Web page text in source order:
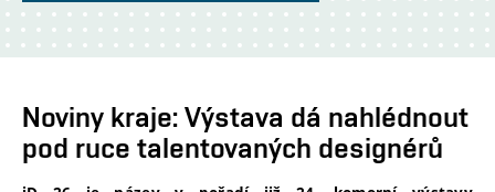
Noviny kraje: Výstava dá nahlédnout
pod ruce talentovaných designérů